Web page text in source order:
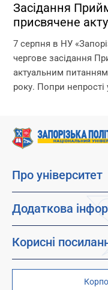
Засідання
присвячене
перебігу
7 серпня в НУ
чергове засідання
актуальним питанням
року. Попри
Про університет
Місія, візія та цінності
Факультети
Студентам
Додаткова
Дистанційне навчання
Дитячо-юнацький
Відокремлені
Корисні
Стипендії і гранти